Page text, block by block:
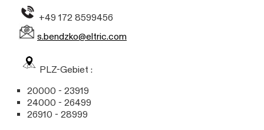
+49 172 8599456
s.bendzko@eltric.com
PLZ-Gebiet :
20000 - 23919
24000 - 26499
26910 - 28999